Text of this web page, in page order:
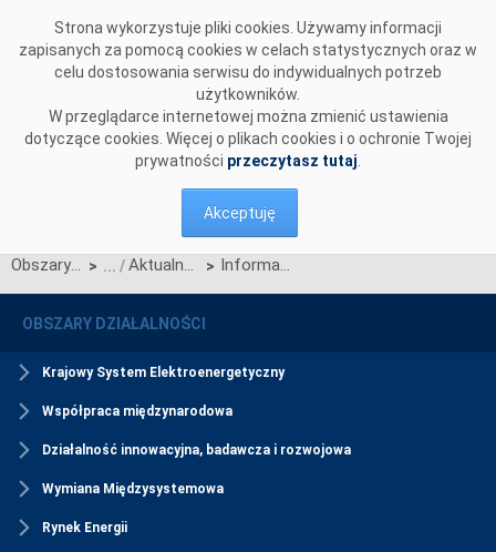
Strona wykorzystuje pliki cookies. Używamy informacji
zapisanych za pomocą cookies w celach statystycznych oraz w
celu dostosowania serwisu do indywidualnych potrzeb
użytkowników.
W przeglądarce internetowej można zmienić ustawienia
dotyczące cookies. Więcej o plikach cookies i o ochronie Twojej
prywatności przeczytasz tutaj
Akceptuję
Obszary działalności > Aktualności Rynku Mocy > Informacja na temat publikacji oceny wystarczalności zasobów na poziomie krajowym zgodnie z art. 34a ust. 4 ustawy o rynku mocy
OBSZARY DZIAŁALNOŚCI
Krajowy System Elektroenergetyczny
Współpraca międzynarodowa
Działalność innowacyjna, badawcza i rozwojowa
Wymiana Międzysystemowa
Rynek Energii